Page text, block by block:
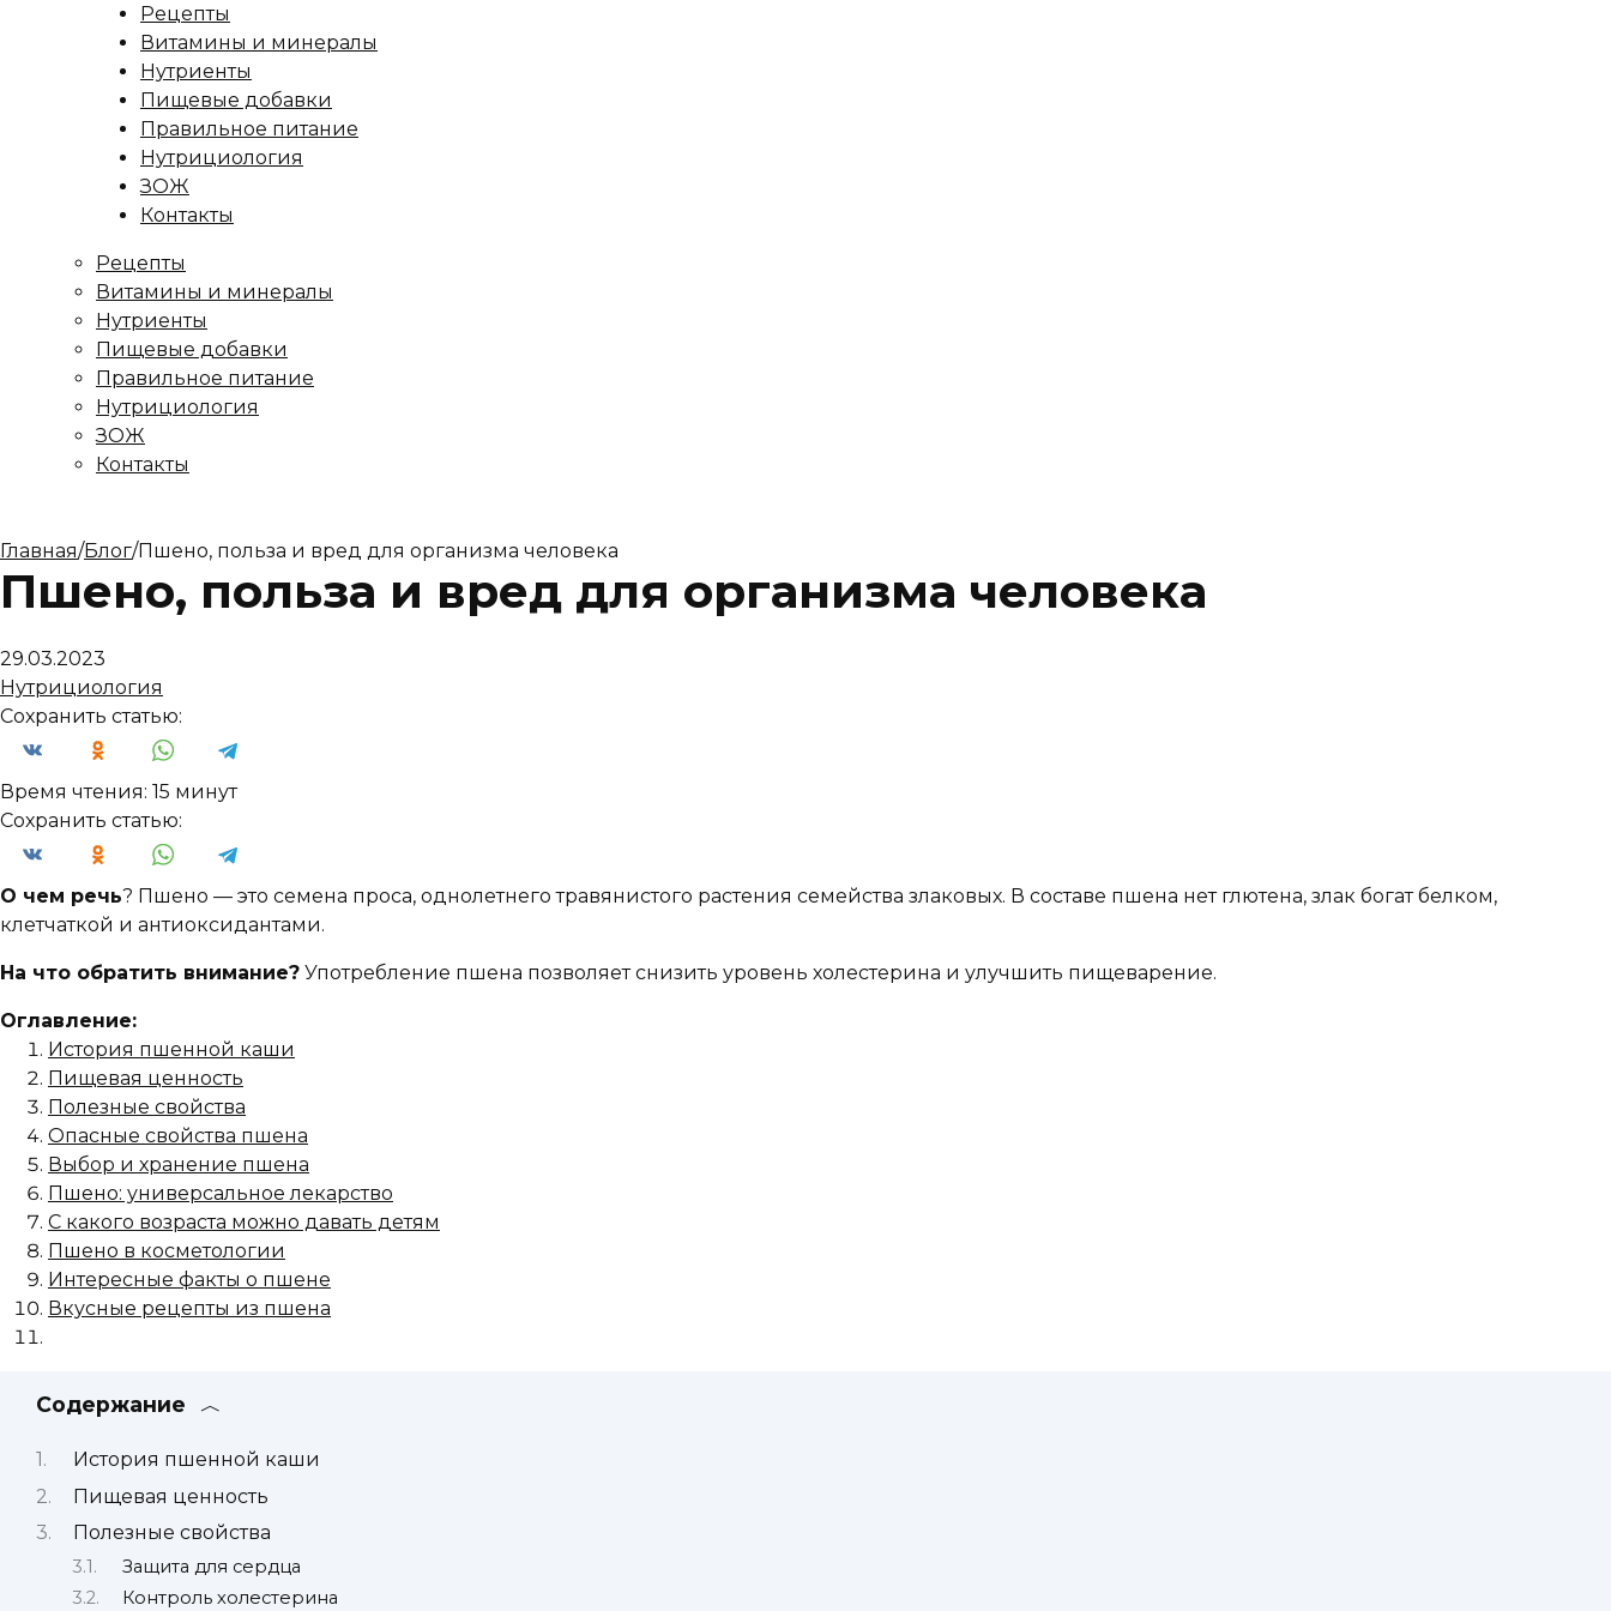
Рецепты
Витамины и минералы
Нутриенты
Пищевые добавки
Правильное питание
Нутрициология
ЗОЖ
Контакты
Рецепты
Витамины и минералы
Нутриенты
Пищевые добавки
Правильное питание
Нутрициология
ЗОЖ
Контакты
Главная/Блог/Пшено, польза и вред для организма человека
Пшено, польза и вред для организма человека
29.03.2023
Нутрициология
Сохранить статью:
Время чтения: 15 минут
Сохранить статью:
О чем речь? Пшено — это семена проса, однолетнего травянистого растения семейства злаковых. В составе пшена нет глютена, злак богат белком,
клетчаткой и антиоксидантами.
На что обратить внимание? Употребление пшена позволяет снизить уровень холестерина и улучшить пищеварение.
Оглавление:
История пшенной каши
Пищевая ценность
Полезные свойства
Опасные свойства пшена
Выбор и хранение пшена
Пшено: универсальное лекарство
С какого возраста можно давать детям
Пшено в косметологии
Интересные факты о пшене
Вкусные рецепты из пшена
Содержание
История пшенной каши
Пищевая ценность
Полезные свойства
Защита для сердца
Контроль холестерина